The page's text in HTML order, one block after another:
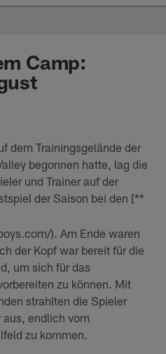
Camp:
dem Trainingsgelände der
begonnen hatte, lag die
und Trainer auf der
der Saison bei den [**
). Am Ende waren
der Kopf war bereit für die
um sich für das
zu können. Mit
strahlten die Spieler
endlich vom
zu kommen.